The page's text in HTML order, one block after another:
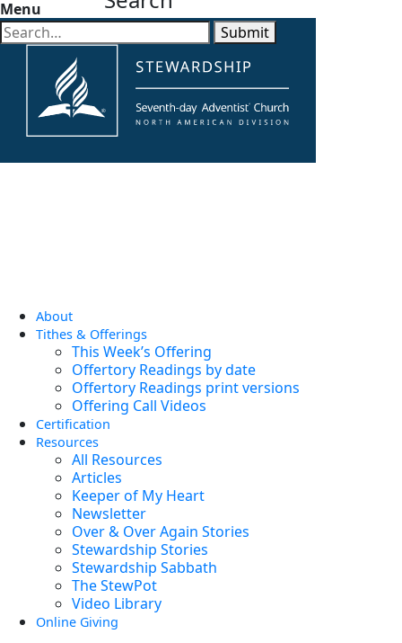
Menu
About
Tithes & Offerings
This Week’s Offering
Offertory Readings by date
Offertory Readings print versions
Offering Call Videos
Certification
Resources
All Resources
Articles
Keeper of My Heart
Newsletter
Over & Over Again Stories
Stewardship Stories
Stewardship Sabbath
The StewPot
Video Library
Online Giving
Submit